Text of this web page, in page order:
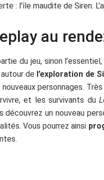
: l’île maudite de Siren.
au
du jeu, sinon
de l’exploration de
personnages.
et les survivants du
découvrez un nouveau
Vous pourrez ainsi